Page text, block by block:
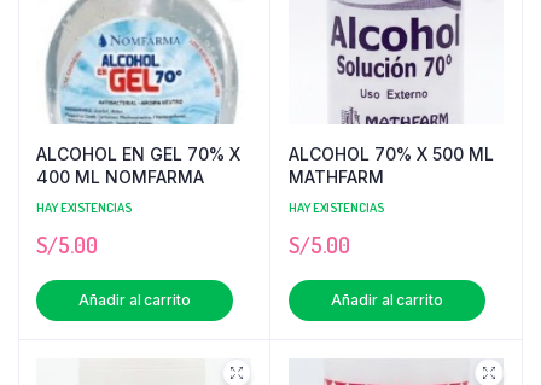
ALCOHOL EN GEL 70% X
400 ML NOMFARMA
HAY EXISTENCIAS
S/5.00
Añadir al carrito
ALCOHOL 70% X 500 ML
MATHFARM
HAY EXISTENCIAS
S/5.00
Añadir al carrito